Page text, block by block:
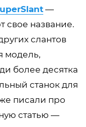
—
свое название.
слантов
модель,
более десятка
станок для
писали про
статью —